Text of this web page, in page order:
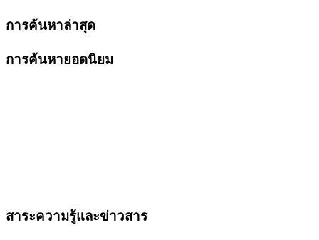
การค้นหาล่าสุด
การค้นหายอดนิยม
สาระความรู้และข่าวสาร